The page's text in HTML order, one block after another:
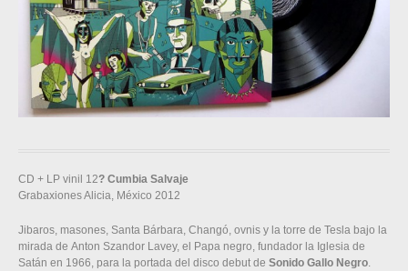
CD + LP vinil 12? Cumbia Salvaje
Grabaxiones Alicia, México 2012
Jibaros, masones, Santa Bárbara, Changó, ovnis y la torre de Tesla bajo la
mirada de Anton Szandor Lavey, el Papa negro, fundador la Iglesia de
Satán en 1966, para la portada del disco debut de Sonido Gallo Negro.